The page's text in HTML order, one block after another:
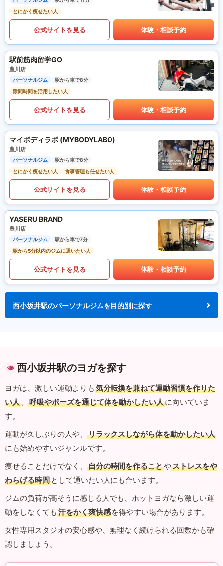
とにかく痩せたい人
公式サイトを見る 体験・相談予約
駅前筋肉留学GO
豊川店
パーソナルジム
駅から車で8分
隙間時間を活用したい人
公式サイトを見る 体験・相談予約
マイボディラボ (MYBODYLABO)
豊川店
パーソナルジム
駅から車で8分
とにかく痩せたい人
食事管理も任せたい人
公式サイトを見る 体験・相談予約
YASERU BRAND
豊川店
パーソナルジム
駅から車で7分
駅から5分以内のジムに通いたい人
公式サイトを見る 体験・相談予約
西小坂井駅のパーソナルジムを目的別に探す
西小坂井駅のヨガを探す
ヨガは、激しい運動よりも 気分転換を兼ねて運動習慣を作りた
い人 、 呼吸やポーズを通じて体を動かしたい人に向いていま
す。
運動が久しぶりの人や、
リラックスしながら体を動かしたい人
にも始めやすいジャンルです。
痩せることだけでなく、
自分の時間を作ることやストレスをや
わらげる時間 として通いたい人にも合います。
ジムの負荷が高そうに感じる人でも、ホットヨガなら激しい運
動をしなくても 汗をかく爽快感 を得やすい場合があります。
女性専用スタジオの安心感や、無理なく続けられる回数かも確
認しましょう。